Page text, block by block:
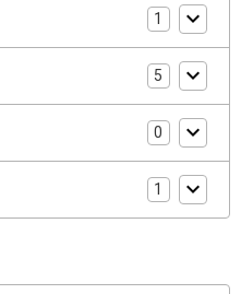
1
5
0
1